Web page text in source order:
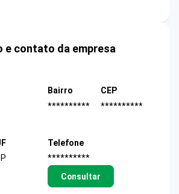
e contato da empresa
Bairro
**********
CEP
**********
Telefone
**********
Consultar